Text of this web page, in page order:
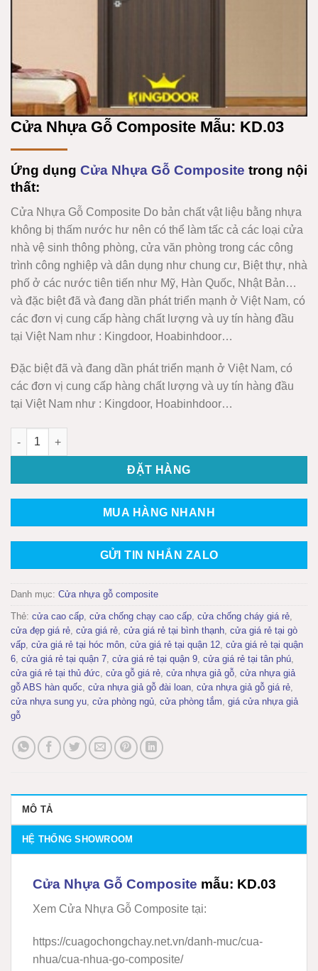
Cửa Nhựa Gỗ Composite Mẫu: KD.03
Ứng dụng Cửa Nhựa Gỗ Composite trong nội
thất:
Cửa Nhựa Gỗ Composite Do bản chất vật liệu bằng nhựa
không bị thấm nước hư nên có thể làm tấc cả các loại cửa
nhà vệ sinh thông phòng, cửa văn phòng trong các công
trình công nghiệp và dân dụng như chung cư, Biệt thự, nhà
phố ở các nước tiên tiến như Mỹ, Hàn Quốc, Nhật Bản…
và đặc biệt đã và đang dần phát triển mạnh ở Việt Nam, có
các đơn vị cung cấp hàng chất lượng và uy tín hàng đầu
tại Việt Nam như : Kingdoor, Hoabinhdoor…
Đặc biệt đã và đang dần phát triển mạnh ở Việt Nam, có
các đơn vị cung cấp hàng chất lượng và uy tín hàng đầu
tại Việt Nam như : Kingdoor, Hoabinhdoor…
Cửa Nhựa Gỗ Composite Mẫu: KD.03 số lượng
ĐẶT HÀNG
MUA HÀNG NHANH
GỬI TIN NHẮN ZALO
Danh mục: Cửa nhựa gỗ composite
Thẻ: cửa cao cấp, cửa chống chạy cao cấp, cửa chống cháy giá rẻ,
cửa đẹp giá rẻ, cửa giá rẻ, cửa giá rẻ tại bình thạnh, cửa giá rẻ tại gò
vấp, cửa giá rẻ tại hóc môn, cửa giá rẻ tại quận 12, cửa giá rẻ tại quận
6, cửa giá rẻ tại quận 7, cửa giá rẻ tại quận 9, cửa giá rẻ tại tân phú,
cửa giá rẻ tại thủ đức, cửa gỗ giá rẻ, cửa nhựa giả gỗ, cửa nhựa giả
gỗ ABS hàn quốc, cửa nhựa giả gỗ đài loan, cửa nhựa giả gỗ giá rẻ,
cửa nhựa sung yu, cửa phòng ngủ, cửa phòng tắm, giá cửa nhựa giả
gỗ
MÔ TẢ
HỆ THỐNG SHOWROOM
Cửa Nhựa Gỗ Composite mẫu: KD.03
Xem Cửa Nhựa Gỗ Composite tại:
https://cuagochongchay.net.vn/danh-muc/cua-
nhua/cua-nhua-go-composite/